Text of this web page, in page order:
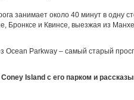
занимает около 40 минут в одну
и Квинсе, выезжая из
Parkway – самый старый
Island c его парком и